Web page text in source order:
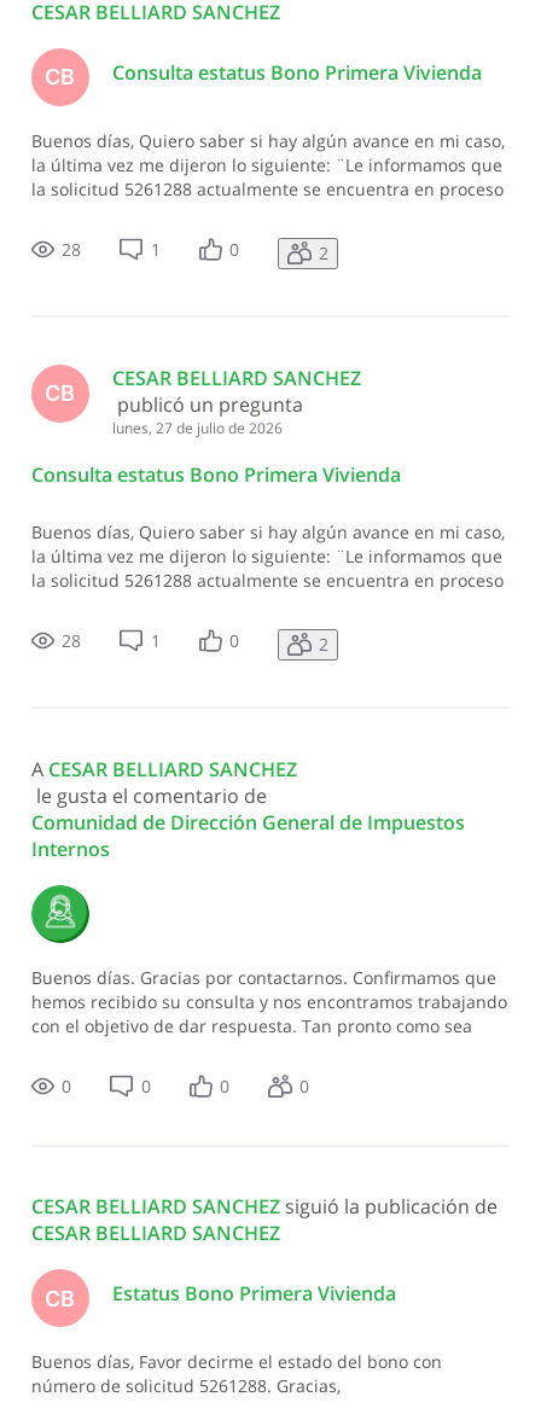
CESAR BELLIARD SANCHEZ
CB Consulta estatus Bono Primera Vivienda
Buenos días, Quiero saber si hay algún avance en mi caso,
la última vez me dijeron lo siguiente: ¨Le informamos que
la solicitud 5261288 actualmente se encuentra en proceso
comunicación 5335545, por lo que le invitamos a continuar
dando seguim
28 1 0 2
CB
CESAR BELLIARD SANCHEZ
publicó un pregunta
lunes, 27 de julio de 2026
Consulta estatus Bono Primera Vivienda
Buenos días, Quiero saber si hay algún avance en mi caso,
la última vez me dijeron lo siguiente: ¨Le informamos que
la solicitud 5261288 actualmente se encuentra en proceso
comunicación 5335545, por lo que le invitamos a continuar
dando seguim
28 1 0 2
A CESAR BELLIARD SANCHEZ
le gusta el comentario de
Comunidad de Dirección General de Impuestos
Internos
Buenos días. Gracias por contactarnos. Confirmamos que
hemos recibido su consulta y nos encontramos trabajando
con el objetivo de dar respuesta. Tan pronto como sea
Su ex
0 0 0 0
CESAR BELLIARD SANCHEZ siguió la publicación de
CESAR BELLIARD SANCHEZ
CB Estatus Bono Primera Vivienda
Buenos días, Favor decirme el estado del bono con
número de solicitud 5261288. Gracias,